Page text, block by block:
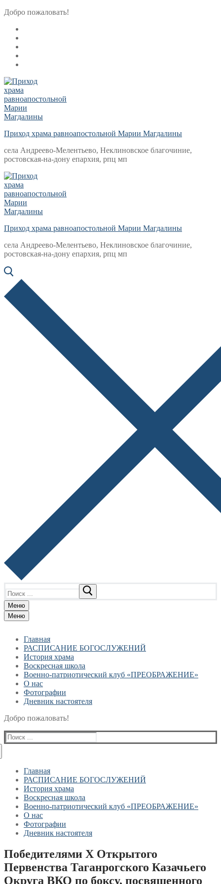
Перейти
содержимому
Меню
Закрыть
Добро пожаловать!
Приход храма равноапостольной Марии Магдалины
села Андреево-Мелентьево, Неклиновское благочиние,
ростовская-на-дону епархия, рпц мп
Приход храма равноапостольной Марии Магдалины
села Андреево-Мелентьево, Неклиновское благочиние,
ростовская-на-дону епархия, рпц мп
Меню
Меню
Главная
РАСПИСАНИЕ БОГОСЛУЖЕНИЙ
История храма
Воскресная школа
Военно-патриотический клуб «ПРЕОБРАЖЕНИЕ»
О нас
Фотографии
Дневник настоятеля
Добро пожаловать!
Найти:
Главная
РАСПИСАНИЕ БОГОСЛУЖЕНИЙ
История храма
Воскресная школа
Военно-патриотический клуб «ПРЕОБРАЖЕНИЕ»
О нас
Фотографии
Дневник настоятеля
Победителями Х Открытого
Первенства Таганрогского Казачьего
Округа ВКО по боксу, посвященного